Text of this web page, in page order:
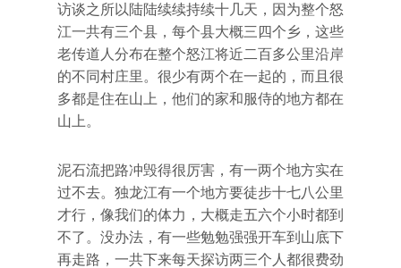
访谈之所以陆陆续续持续十几天，因为整个怒
江一共有三个县，每个县大概三四个乡，这些
老传道人分布在整个怒江将近二百多公里沿岸
的不同村庄里。很少有两个在一起的，而且很
多都是住在山上，他们的家和服侍的地方都在
山上。
泥石流把路冲毁得很厉害，有一两个地方实在
过不去。独龙江有一个地方要徒步十七八公里
才行，像我们的体力，大概走五六个小时都到
不了。没办法，有一些勉勉强强开车到山底下
再走路，一共下来每天探访两三个人都很费劲